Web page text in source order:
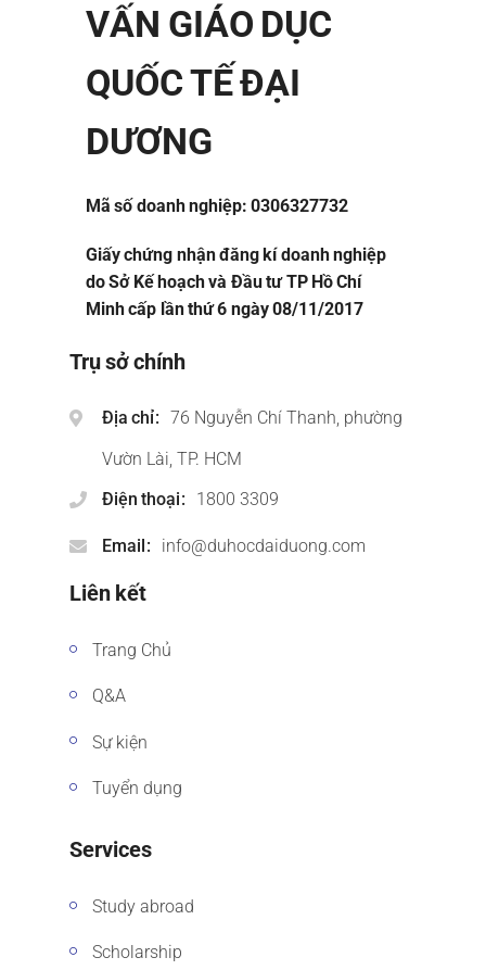
VẤN GIÁO DỤC
QUỐC TẾ ĐẠI
DƯƠNG
Mã số doanh nghiệp: 0306327732
Giấy chứng nhận đăng kí doanh nghiệp
do Sở Kế hoạch và Đầu tư TP Hồ Chí
Minh cấp lần thứ 6 ngày 08/11/2017
Trụ sở chính
Địa chỉ
76 Nguyễn Chí Thanh, phường
Vườn Lài, TP. HCM
Điện thoại
1800 3309
Email info@duhocdaiduong.com
Liên kết
Trang Chủ
Q&A
Sự kiện
Tuyển dụng
Services
Study abroad
Scholarship